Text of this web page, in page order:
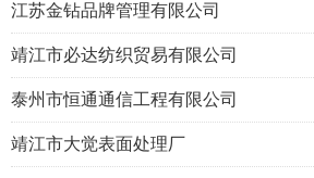
江苏金钻品牌管理有限公司
靖江市必达纺织贸易有限公司
泰州市恒通通信工程有限公司
靖江市大觉表面处理厂